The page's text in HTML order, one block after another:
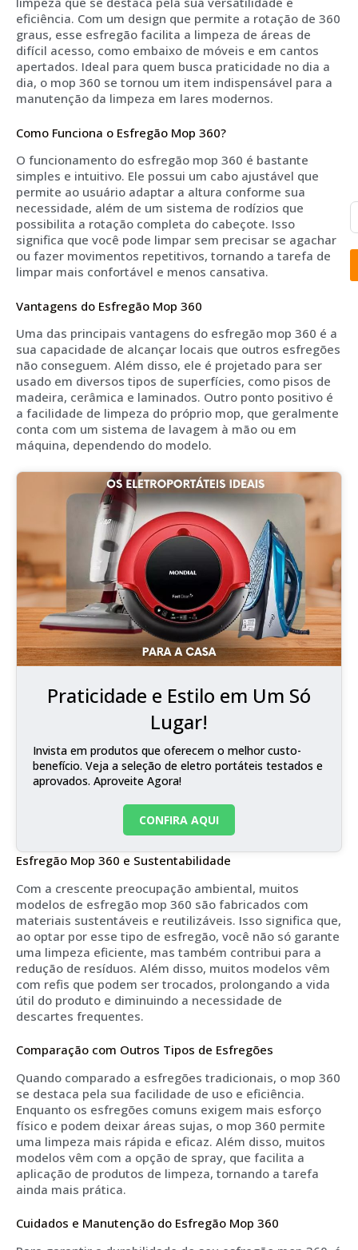
eficiência. Com um design que permite a rotação de 360
graus, esse esfregão facilita a limpeza de áreas de
difícil acesso, como embaixo de móveis e em cantos
apertados. Ideal para quem busca praticidade no dia a
dia, o mop 360 se tornou um item indispensável para a
manutenção da limpeza em lares modernos.
Como Funciona o Esfregão Mop 360?
O funcionamento do esfregão mop 360 é bastante
simples e intuitivo. Ele possui um cabo ajustável que
permite ao usuário adaptar a altura conforme sua
necessidade, além de um sistema de rodízios que
possibilita a rotação completa do cabeçote. Isso
significa que você pode limpar sem precisar se agachar
ou fazer movimentos repetitivos, tornando a tarefa de
limpar mais confortável e menos cansativa.
Vantagens do Esfregão Mop 360
Uma das principais vantagens do esfregão mop 360 é a
sua capacidade de alcançar locais que outros esfregões
não conseguem. Além disso, ele é projetado para ser
usado em diversos tipos de superfícies, como pisos de
madeira, cerâmica e laminados. Outro ponto positivo é
a facilidade de limpeza do próprio mop, que geralmente
conta com um sistema de lavagem à mão ou em
máquina, dependendo do modelo.
Praticidade e Estilo em Um Só
Lugar!
Invista em produtos que oferecem o melhor custo-
benefício. Veja a seleção de eletro portáteis testados e
aprovados. Aproveite Agora!
CONFIRA AQUI
Esfregão Mop 360 e Sustentabilidade
Com a crescente preocupação ambiental, muitos
modelos de esfregão mop 360 são fabricados com
materiais sustentáveis e reutilizáveis. Isso significa que,
ao optar por esse tipo de esfregão, você não só garante
uma limpeza eficiente, mas também contribui para a
redução de resíduos. Além disso, muitos modelos vêm
com refis que podem ser trocados, prolongando a vida
útil do produto e diminuindo a necessidade de
descartes frequentes.
Comparação com Outros Tipos de Esfregões
Quando comparado a esfregões tradicionais, o mop 360
se destaca pela sua facilidade de uso e eficiência.
Enquanto os esfregões comuns exigem mais esforço
físico e podem deixar áreas sujas, o mop 360 permite
uma limpeza mais rápida e eficaz. Além disso, muitos
modelos vêm com a opção de spray, que facilita a
aplicação de produtos de limpeza, tornando a tarefa
ainda mais prática.
Cuidados e Manutenção do Esfregão Mop 360